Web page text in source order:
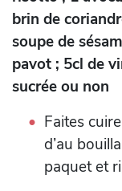
brin de
soupe de
pavot ; 5cl de
sucrée ou non
Faites
d’au
paquet et